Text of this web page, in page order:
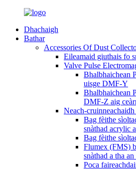
Dhachaigh
Bathar
Accessories Of Dust
Eileamaid giuthais fo
Valve Pulse
Bhalbhaichean
uisge DMF-Y
Bhalbhaichean
DMF-Z aig
Neach-cruinneachaidh
Bag fèithe
snàthad acrylic
Bag fèithe
Flumex (FMS)
snàthad a tha
Poca